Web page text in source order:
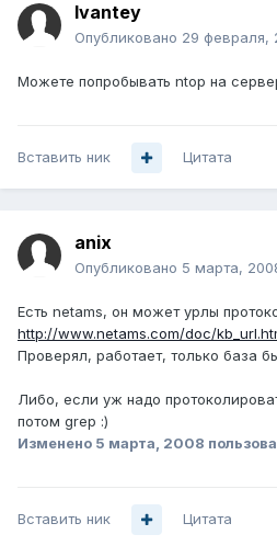
Ivantey
Опубликовано 29 февраля,
Можете попробывать ntop на
Вставить ник Цитата
anix
Опубликовано 5 марта,
Есть netams, он может урлы
http://www.netams.com/doc/
Проверял, работает, только база
Либо, если уж надо
потом grep :)
Изменено 5 марта, 2008
Вставить ник Цитата